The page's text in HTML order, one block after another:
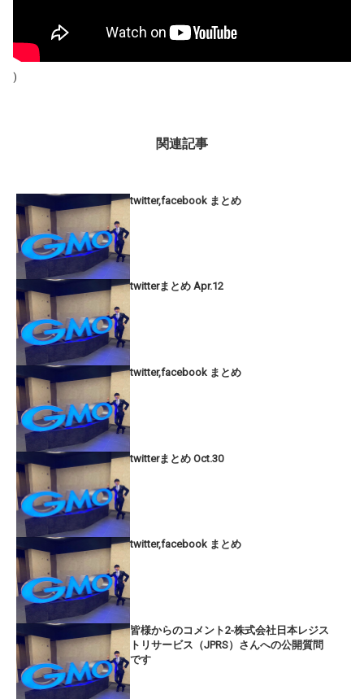
)
関連記事
twitter,facebook まとめ
twitterまとめ Apr.12
twitter,facebook まとめ
twitterまとめ Oct.30
twitter,facebook まとめ
皆様からのコメント2-株式会社日本レジス
トリサービス（JPRS）さんへの公開質問
です